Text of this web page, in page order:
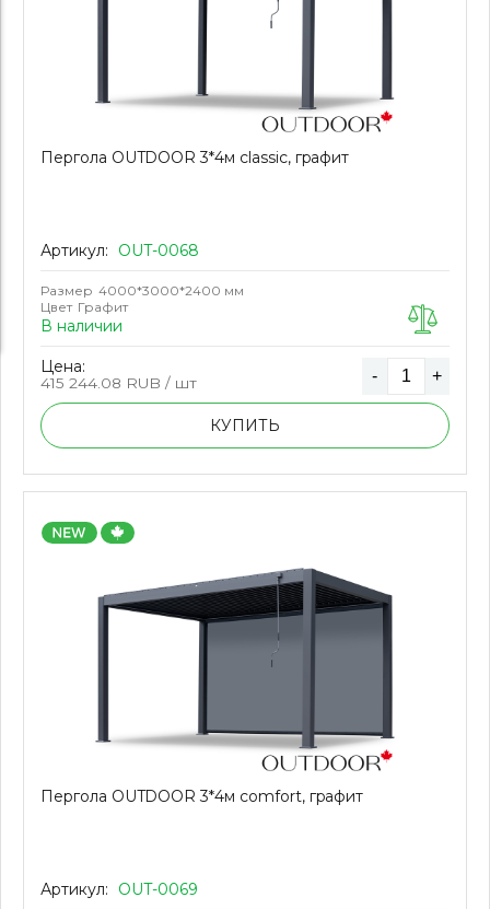
Пергола OUTDOOR 3*4м classic, графит
Артикул: OUT-0068
Размер 4000*3000*2400 мм
Цвет Графит
В наличии
Цена:
415 244.08 RUB / шт - +
КУПИТЬ
Пергола OUTDOOR 3*4м comfort, графит
Артикул: OUT-0069